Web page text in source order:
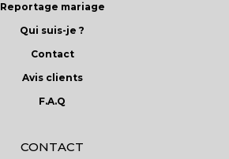
Reportage mariage
Qui suis-je ?
Contact
Avis clients
F.A.Q
CONTACT